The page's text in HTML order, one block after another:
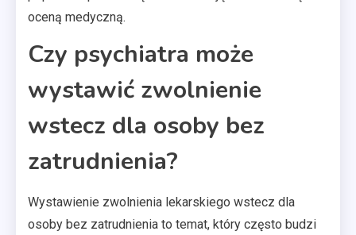
oceną medyczną.
Czy psychiatra może
wystawić zwolnienie
wstecz dla osoby bez
zatrudnienia?
Wystawienie zwolnienia lekarskiego wstecz dla
osoby bez zatrudnienia to temat, który często budzi